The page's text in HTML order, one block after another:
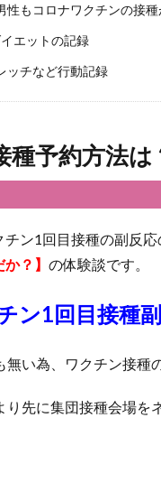
性もコロナワクチンの接
エットの記録
ッチなど行動記録
種予約方法
ン1回目接種の副反
？】 の体験談です。
ン1回目接種
い為、ワクチン接種
先に集団接種会場を